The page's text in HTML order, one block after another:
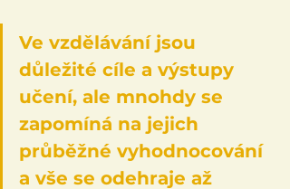
Ve vzdělávání jsou
důležité cíle a výstupy
učení, ale mnohdy se
zapomíná na jejich
průběžné vyhodnocování
a vše se odehraje až